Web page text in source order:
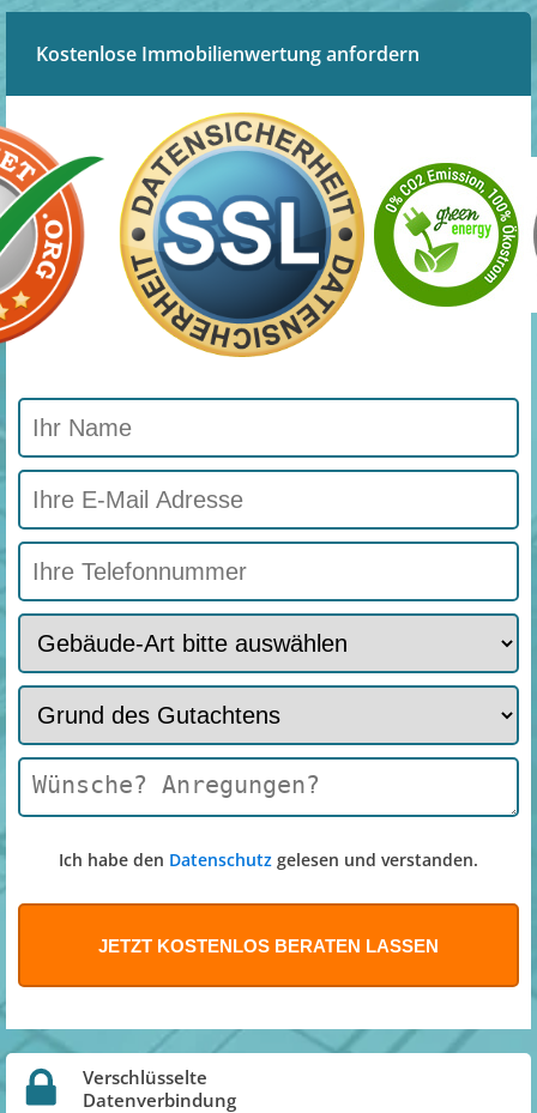
Kostenlose Immobilienwertung anfordern
Ich habe den Datenschutz gelesen und verstanden.
Verschlüsselte
Datenverbindung